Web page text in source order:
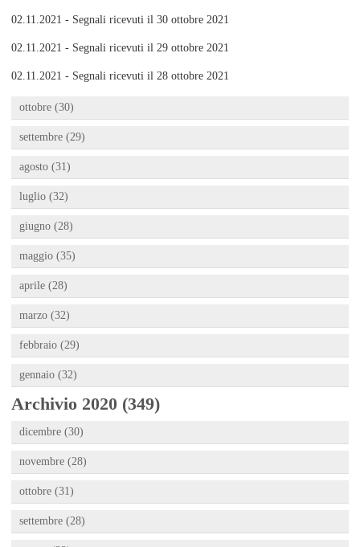
02.11.2021 - Segnali ricevuti il 30 ottobre 2021
02.11.2021 - Segnali ricevuti il 29 ottobre 2021
02.11.2021 - Segnali ricevuti il 28 ottobre 2021
ottobre (30)
settembre (29)
agosto (31)
luglio (32)
giugno (28)
maggio (35)
aprile (28)
marzo (32)
febbraio (29)
gennaio (32)
Archivio 2020 (349)
dicembre (30)
novembre (28)
ottobre (31)
settembre (28)